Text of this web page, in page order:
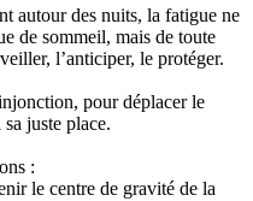
autour des nuits, la fatigue ne
de sommeil, mais de toute
l’anticiper, le protéger.
pour déplacer le
juste place.
:
le centre de gravité de la